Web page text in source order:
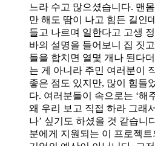
느라 수고 많으셨습니다. 맨
만 해도 땀이 나고 힘든 길인
들고 나르며 일한다고 고생
바의 설명을 들어보니 집 짓
들을 합치면 열몇 개나 된다
는 게 아니라 주민 여러분이
좋은 점도 있지만, 많이 힘들
다. 여러분들이 속으로는 ‘해
왜 우리 보고 직접 하라 그래
나’ 싶기도 하셨을 것 같습니
분에게 지원되는 이 프로젝